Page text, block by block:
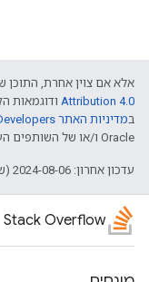
אלא אם צוין אחרת, התוכן
Attribution 4.0 ודוגמאות
במדיניות האתר Google Developers‏
Oracle ו/או של השותפים העצמאיים שלה.
עדכון אחרון: 2024-08-06 (שעון UTC).
Stack Overflow